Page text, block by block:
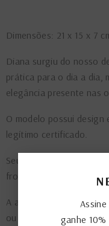
Dimensões: 21 x 15 x 7
Diana surgiu do nosso
prática para o dia a dia,
elegância presente nas
O modelo possui design
legítimo certificado.
Seu formato
frontal funcional são
A alça longa com
ou transversal.ganhe 10%